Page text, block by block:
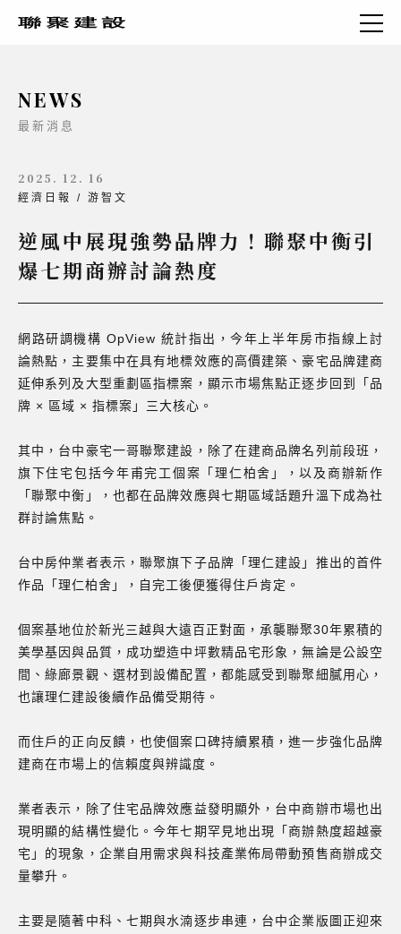
NEWS
最新消息
2025. 12. 16
經濟日報 / 游智文
逆風中展現強勢品牌力！聯聚中衡引
爆七期商辦討論熱度
網路研調機構 OpView 統計指出，今年上半年房市指線上討
論熱點，主要集中在具有地標效應的高價建築、豪宅品牌建商
延伸系列及大型重劃區指標案，顯示市場焦點正逐步回到「品
牌 × 區域 × 指標案」三大核心。
其中，台中豪宅一哥聯聚建設，除了在建商品牌名列前段班，
旗下住宅包括今年甫完工個案「理仁柏舍」，以及商辦新作
「聯聚中衡」，也都在品牌效應與七期區域話題升溫下成為社
群討論焦點。
台中房仲業者表示，聯聚旗下子品牌「理仁建設」推出的首件
作品「理仁柏舍」，自完工後便獲得住戶肯定。
個案基地位於新光三越與大遠百正對面，承襲聯聚30年累積的
美學基因與品質，成功塑造中坪數精品宅形象，無論是公設空
間、綠廊景觀、選材到設備配置，都能感受到聯聚細膩用心，
也讓理仁建設後續作品備受期待。
而住戶的正向反饋，也使個案口碑持續累積，進一步強化品牌
建商在市場上的信賴度與辨識度。
業者表示，除了住宅品牌效應益發明顯外，台中商辦市場也出
現明顯的結構性變化。今年七期罕見地出現「商辦熱度超越豪
宅」的現象，企業自用需求與科技產業佈局帶動預售商辦成交
量攀升。
主要是隨著中科、七期與水湳逐步串連，台中企業版圖正迎來